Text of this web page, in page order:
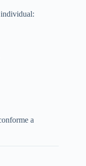
individual:
a